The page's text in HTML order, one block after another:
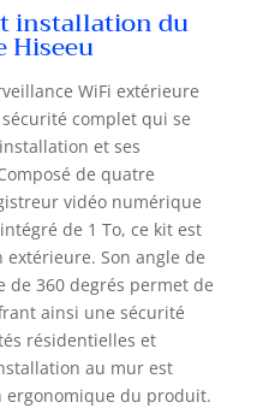
Détection
Sirène Alarm
Totalement sans
fil, cette caméra
peut être installée
n'importe où. Son
antenne intégrée
de 5 dBi assure
une connexion
sans fil plus forte
et stable avec le
moniteur. (Veuillez
noter que cet
appareil ne prend
en charge que le
réseau WiFi 2,4
GHz). 【Vision
installation du
Hiseeu
WiFi extérieure
complet qui se
et ses
de quatre
vidéo numérique
de 1 To, ce kit est
Son angle de
360 degrés permet de
ainsi une sécurité
résidentielles et
au mur est
ergonomique du produit.